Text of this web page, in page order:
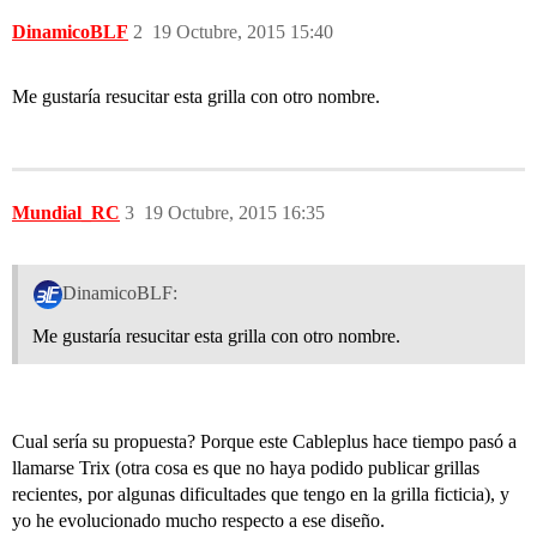
DinamicoBLF 19 Octubre, 2015 15:40
2
Me gustaría resucitar esta grilla con otro nombre.
Mundial_RC 19 Octubre, 2015 16:35
3
DinamicoBLF:
Me gustaría resucitar esta grilla con otro nombre.
Cual sería su propuesta? Porque este Cableplus hace tiempo pasó a
llamarse Trix (otra cosa es que no haya podido publicar grillas
recientes, por algunas dificultades que tengo en la grilla ficticia), y
yo he evolucionado mucho respecto a ese diseño.